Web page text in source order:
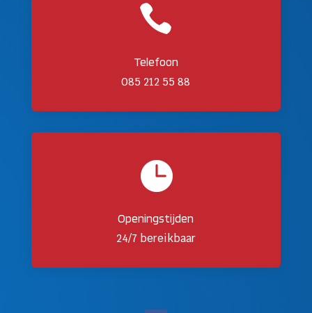

Telefoon
085 212 55 88

Openingstijden
24/7 bereikbaar